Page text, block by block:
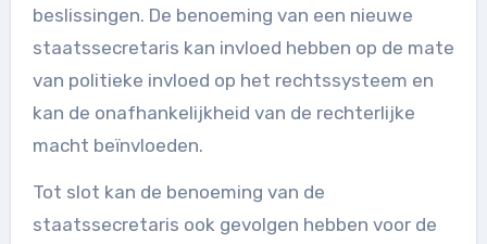
beslissingen. De benoeming van een nieuwe
staatssecretaris kan invloed hebben op de mate
van politieke invloed op het rechtssysteem en
kan de onafhankelijkheid van de rechterlijke
macht beïnvloeden.
Tot slot kan de benoeming van de
staatssecretaris ook gevolgen hebben voor de